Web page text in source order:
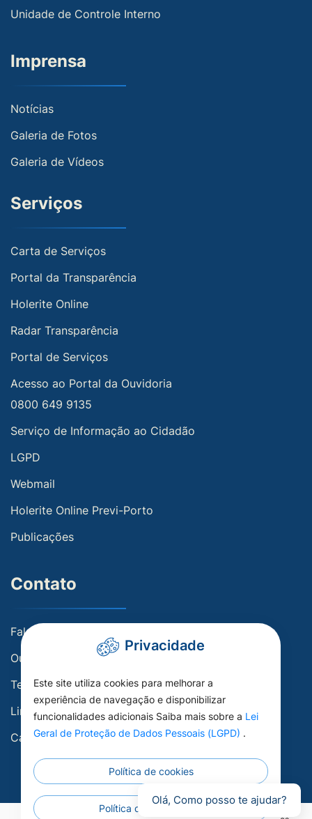
Unidade de Controle Interno
Imprensa
Notícias
Galeria de Fotos
Galeria de Vídeos
Serviços
Carta de Serviços
Portal da Transparência
Holerite Online
Radar Transparência
Portal de Serviços
Acesso ao Portal da Ouvidoria
0800 649 9135
Serviço de Informação ao Cidadão
LGPD
Webmail
Holerite Online Previ-Porto
Publicações
Contato
Fale conosco
Ouvidoria
Telefones Úteis
Links Úteis
Carta de Serviços
Privacidade
Este site utiliza cookies para melhorar a
experiência de navegação e disponibilizar
funcionalidades adicionais Saiba mais sobre a Lei
Geral de Proteção de Dados Pessoais (LGPD) .
Política de cookies
Política de privacidade
Olá, Como posso te ajudar?